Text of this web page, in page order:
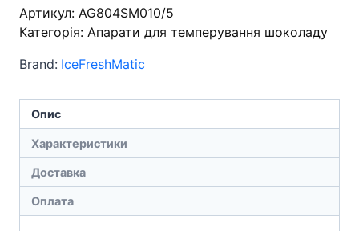
Артикул: AG804SM010/5
Категорія: Апарати для темперування шоколаду
Brand: IceFreshMatic
Опис
Характеристики
Доставка
Оплата